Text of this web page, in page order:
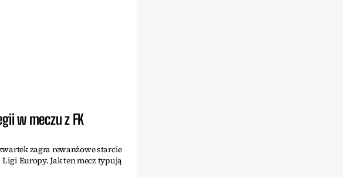
w meczu z FK
zagra rewanżowe starcie
Europy. Jak ten mecz typują